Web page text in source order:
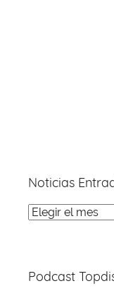
Noticias
Noticias
Podcast